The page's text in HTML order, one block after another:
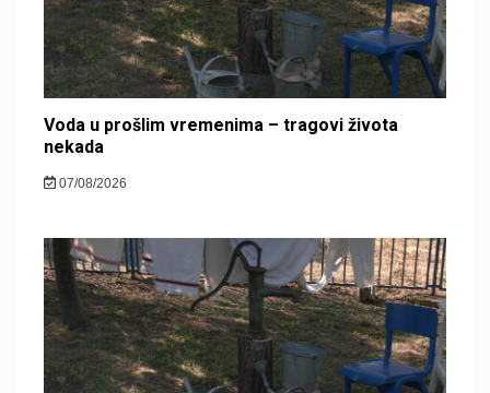
Voda u prošlim vremenima – tragovi života
nekada
07/08/2026